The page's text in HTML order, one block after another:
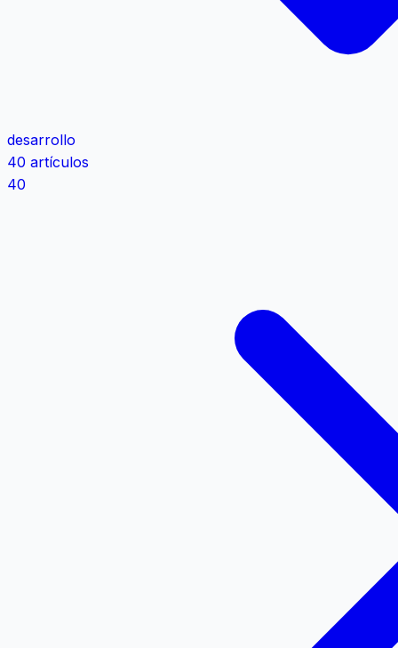
desarrollo
40 artículos
40